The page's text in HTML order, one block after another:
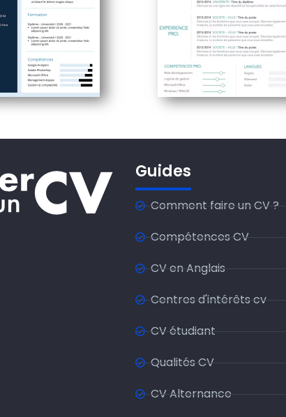
Guides
Comment faire un CV ?
Compétences CV
CV en Anglais
Centres d'intérêts cv
CV étudiant
Qualités CV
CV Alternance